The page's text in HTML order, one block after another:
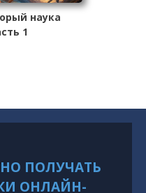
наука
1
ПОЛУЧАТЬ
ОНЛАЙН-